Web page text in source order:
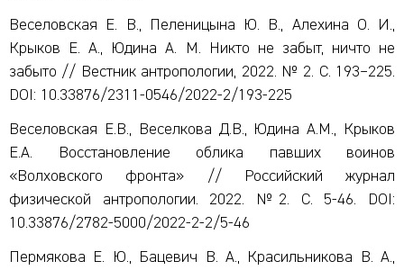
Веселовская Е. В., Пеленицына Ю. В., Алехина О. И.,
Крыков Е. А., Юдина А. М. Никто не забыт, ничто не
забыто // Вестник антропологии, 2022. № 2. С. 193–225.
DOI: 10.33876/2311-0546/2022-2/193-225
Веселовская Е.В., Веселкова Д.В., Юдина А.М., Крыков
Е.А. Восстановление облика павших воинов
«Волховского фронта» // Российский журнал
физической антропологии. 2022. №2. С. 5-46. DOI:
10.33876/2782-5000/2022-2-2/5-46
Пермякова Е. Ю., Бацевич В. А., Красильникова В. А.,